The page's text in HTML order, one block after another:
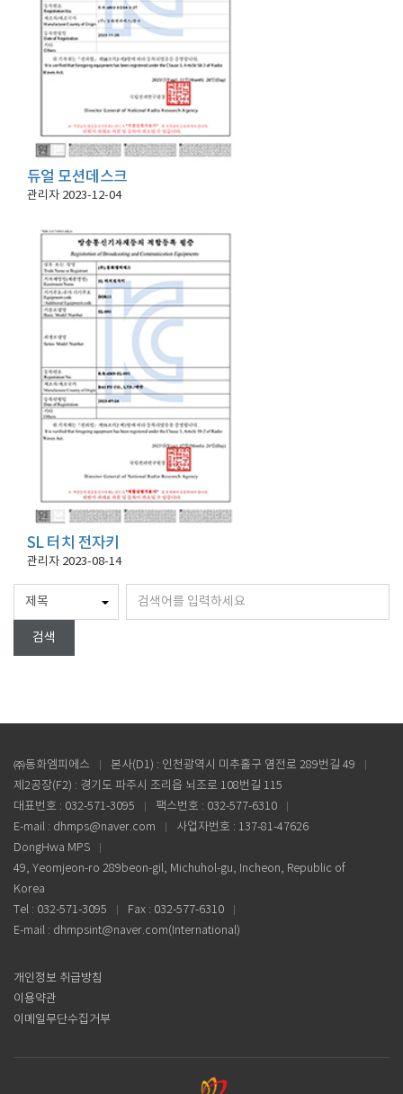
듀얼 모션데스크
관리자 2023-12-04
SL 터치 전자키
관리자 2023-08-14
검색
㈜동화엠피에스
본사(D1) : 인천광역시 미추홀구 염전로 289번길 49
제2공장(F2) : 경기도 파주시 조리읍 뇌조로 108번길 115
대표번호 : 032-571-3095
팩스번호 : 032-577-6310
E-mail : dhmps@naver.com
사업자번호 : 137-81-47626
DongHwa MPS
49, Yeomjeon-ro 289beon-gil, Michuhol-gu, Incheon, Republic of
Korea
Tel : 032-571-3095
Fax : 032-577-6310
E-mail : dhmpsint@naver.com(International)
개인정보 취급방침
이용약관
이메일무단수집거부